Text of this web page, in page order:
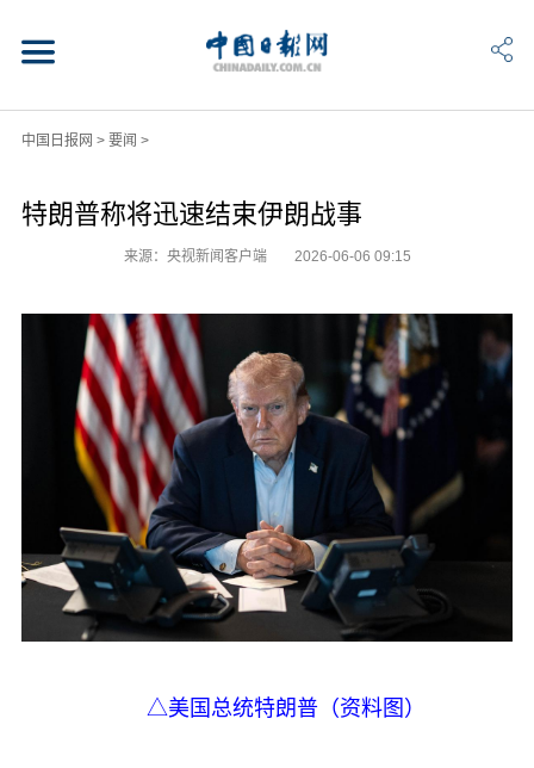
中国日报网 > 要闻 >
特朗普称将迅速结束伊朗战事
来源：央视新闻客户端 2026-06-06 09:15
△美国总统特朗普（资料图）